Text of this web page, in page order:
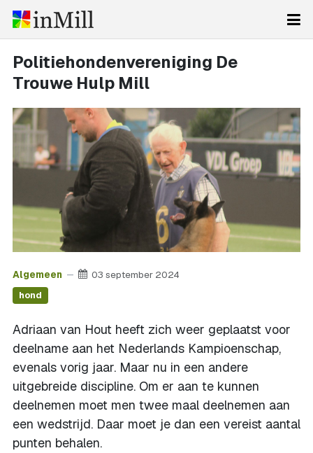
Politiehondenvereniging De
Trouwe Hulp Mill
Algemeen 03 september 2024
hond
Adriaan van Hout heeft zich weer geplaatst voor
deelname aan het Nederlands Kampioenschap,
evenals vorig jaar. Maar nu in een andere
uitgebreide discipline. Om er aan te kunnen
deelnemen moet men twee maal deelnemen aan
een wedstrijd. Daar moet je dan een vereist aantal
punten behalen.